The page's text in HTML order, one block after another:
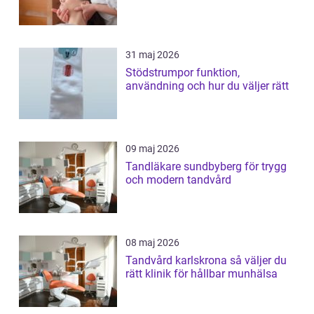
31 maj 2026
Stödstrumpor funktion,
användning och hur du väljer rätt
09 maj 2026
Tandläkare sundbyberg för trygg
och modern tandvård
08 maj 2026
Tandvård karlskrona så väljer du
rätt klinik för hållbar munhälsa